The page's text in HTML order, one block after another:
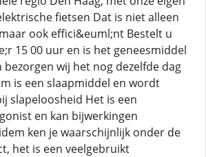
fietsen Dat is niet alleen
ook effici&euml;nt Bestelt u
15 00 uur en is het geneesmiddel
bezorgen wij het nog dezelfde dag
is een slaapmiddel en wordt
slapeloosheid Het is een
en kan bijwerkingen
ken je waarschijnlijk onder de
het is een veelgebruikt